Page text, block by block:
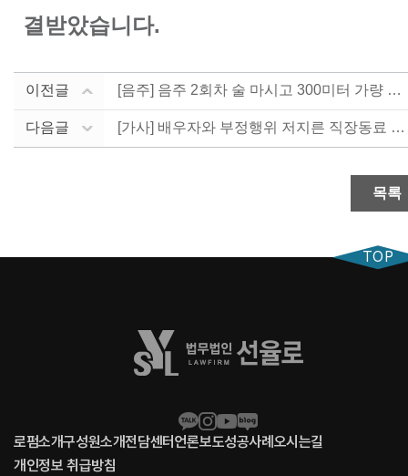
결받았습니다.
이전글 [음주] 음주 2회차 술 마시고 300미터 가량 운전한....
다음글 [가사] 배우자와 부정행위 저지른 직장동료 상대로 위자....
목록
로펌소개구성원소개전담센터언론보도성공사례 오시는길
개인정보 취급방침
TOP